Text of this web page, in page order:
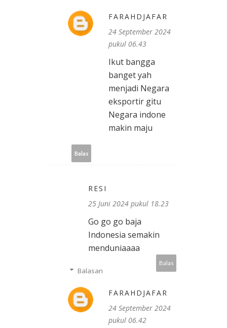
FARAHDJAFAR
24 September 2024
pukul 06.43
Ikut bangga
banget yah
menjadi Negara
eksportir gitu
Negara indone
makin maju
Balas
RESI
25 Juni 2024 pukul 18.23
Go go go baja
Indonesia semakin
menduniaaaa
Balas
Balasan
FARAHDJAFAR
24 September 2024
pukul 06.42